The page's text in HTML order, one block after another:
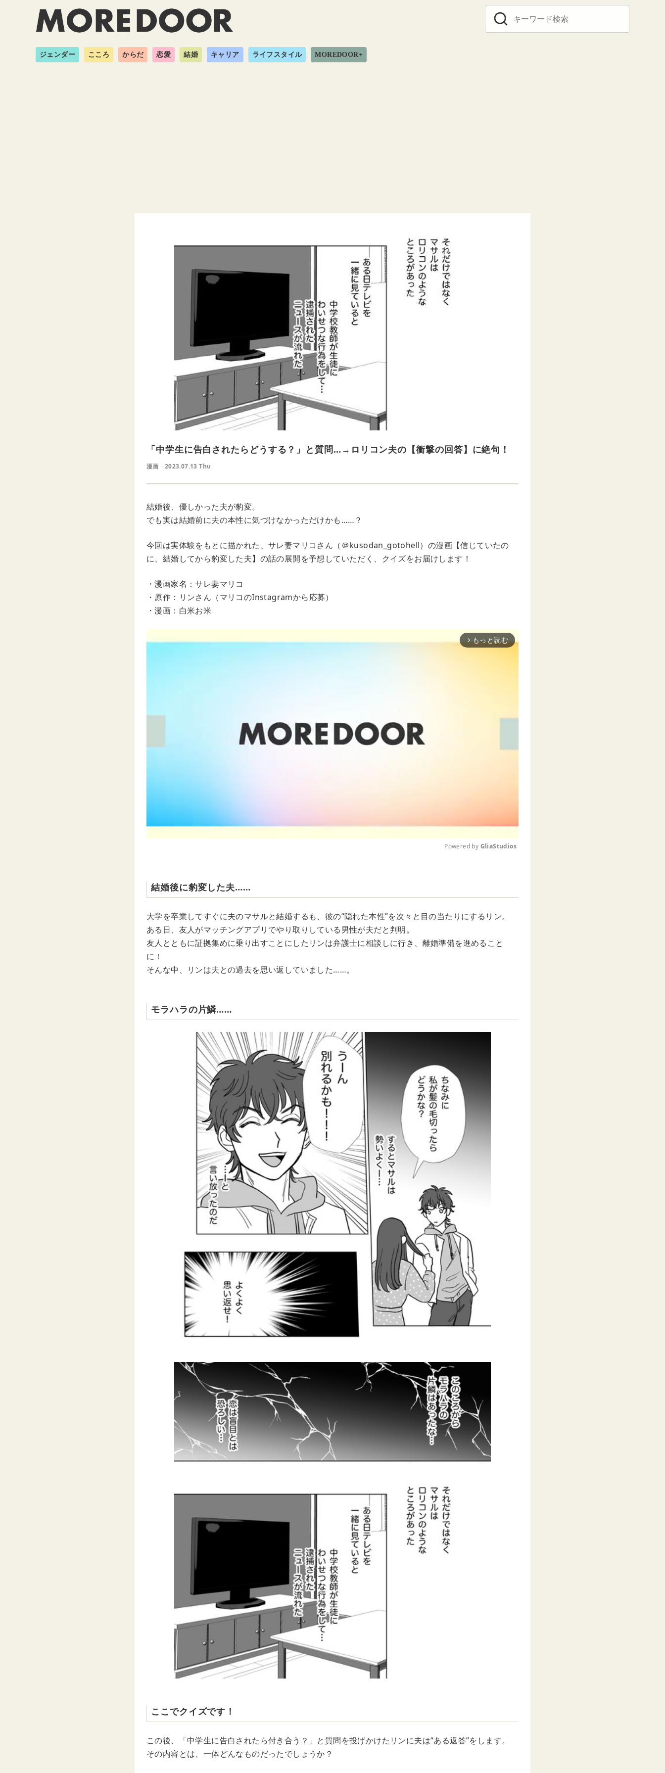
ジェンダー こころ からだ 恋愛 結婚 キャリア ライフスタイル MOREDOOR+
「中学生に告白されたらどうする？」と質問…→ロリコン夫の【衝撃の回答】に絶句！
漫画 2023.07.13 Thu
結婚後、優しかった夫が豹変。
でも実は結婚前に夫の本性に気づけなかっただけかも……？
今回は実体験をもとに描かれた、サレ妻マリコさん（＠kusodan_gotohell）の漫画【信じていたの
に、結婚してから豹変した夫】の話の展開を予想していただく、クイズをお届けします！
・漫画家名：サレ妻マリコ
・原作：リンさん（マリコのInstagramから応募）
・漫画：白米お米
arrow_forward_ios もっと読む
t
e
Powered by GliaStudios
結婚後に豹変した夫……
大学を卒業してすぐに夫のマサルと結婚するも、彼の“隠れた本性”を次々と目の当たりにするリン。
ある日、友人がマッチングアプリでやり取りしている男性が夫だと判明。
友人とともに証拠集めに乗り出すことにしたリンは弁護士に相談しに行き、離婚準備を進めること
に！
そんな中、リンは夫との過去を思い返していました……。
モラハラの片鱗……
ここでクイズです！
この後、「中学生に告白されたら付き合う？」と質問を投げかけたリンに夫は“ある返答”をします。
その内容とは、一体どんなものだったでしょうか？